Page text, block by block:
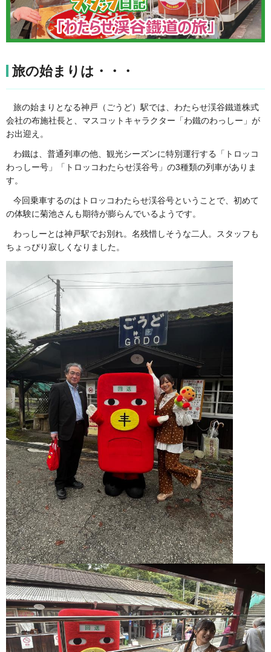
旅の始まりは・・・
旅の始まりとなる神戸（ごうど）駅では、わたらせ渓谷鐵道株式
会社の布施社長と、マスコットキャラクター「わ鐵のわっしー」が
お出迎え。
わ鐵は、普通列車の他、観光シーズンに特別運行する「トロッコ
わっしー号」「トロッコわたらせ渓谷号」の3種類の列車がありま
す。
今回乗車するのはトロッコわたらせ渓谷号ということで、初めて
の体験に菊池さんも期待が膨らんでいるようです。
わっしーとは神戸駅でお別れ。名残惜しそうな二人。スタッフも
ちょっぴり寂しくなりました。